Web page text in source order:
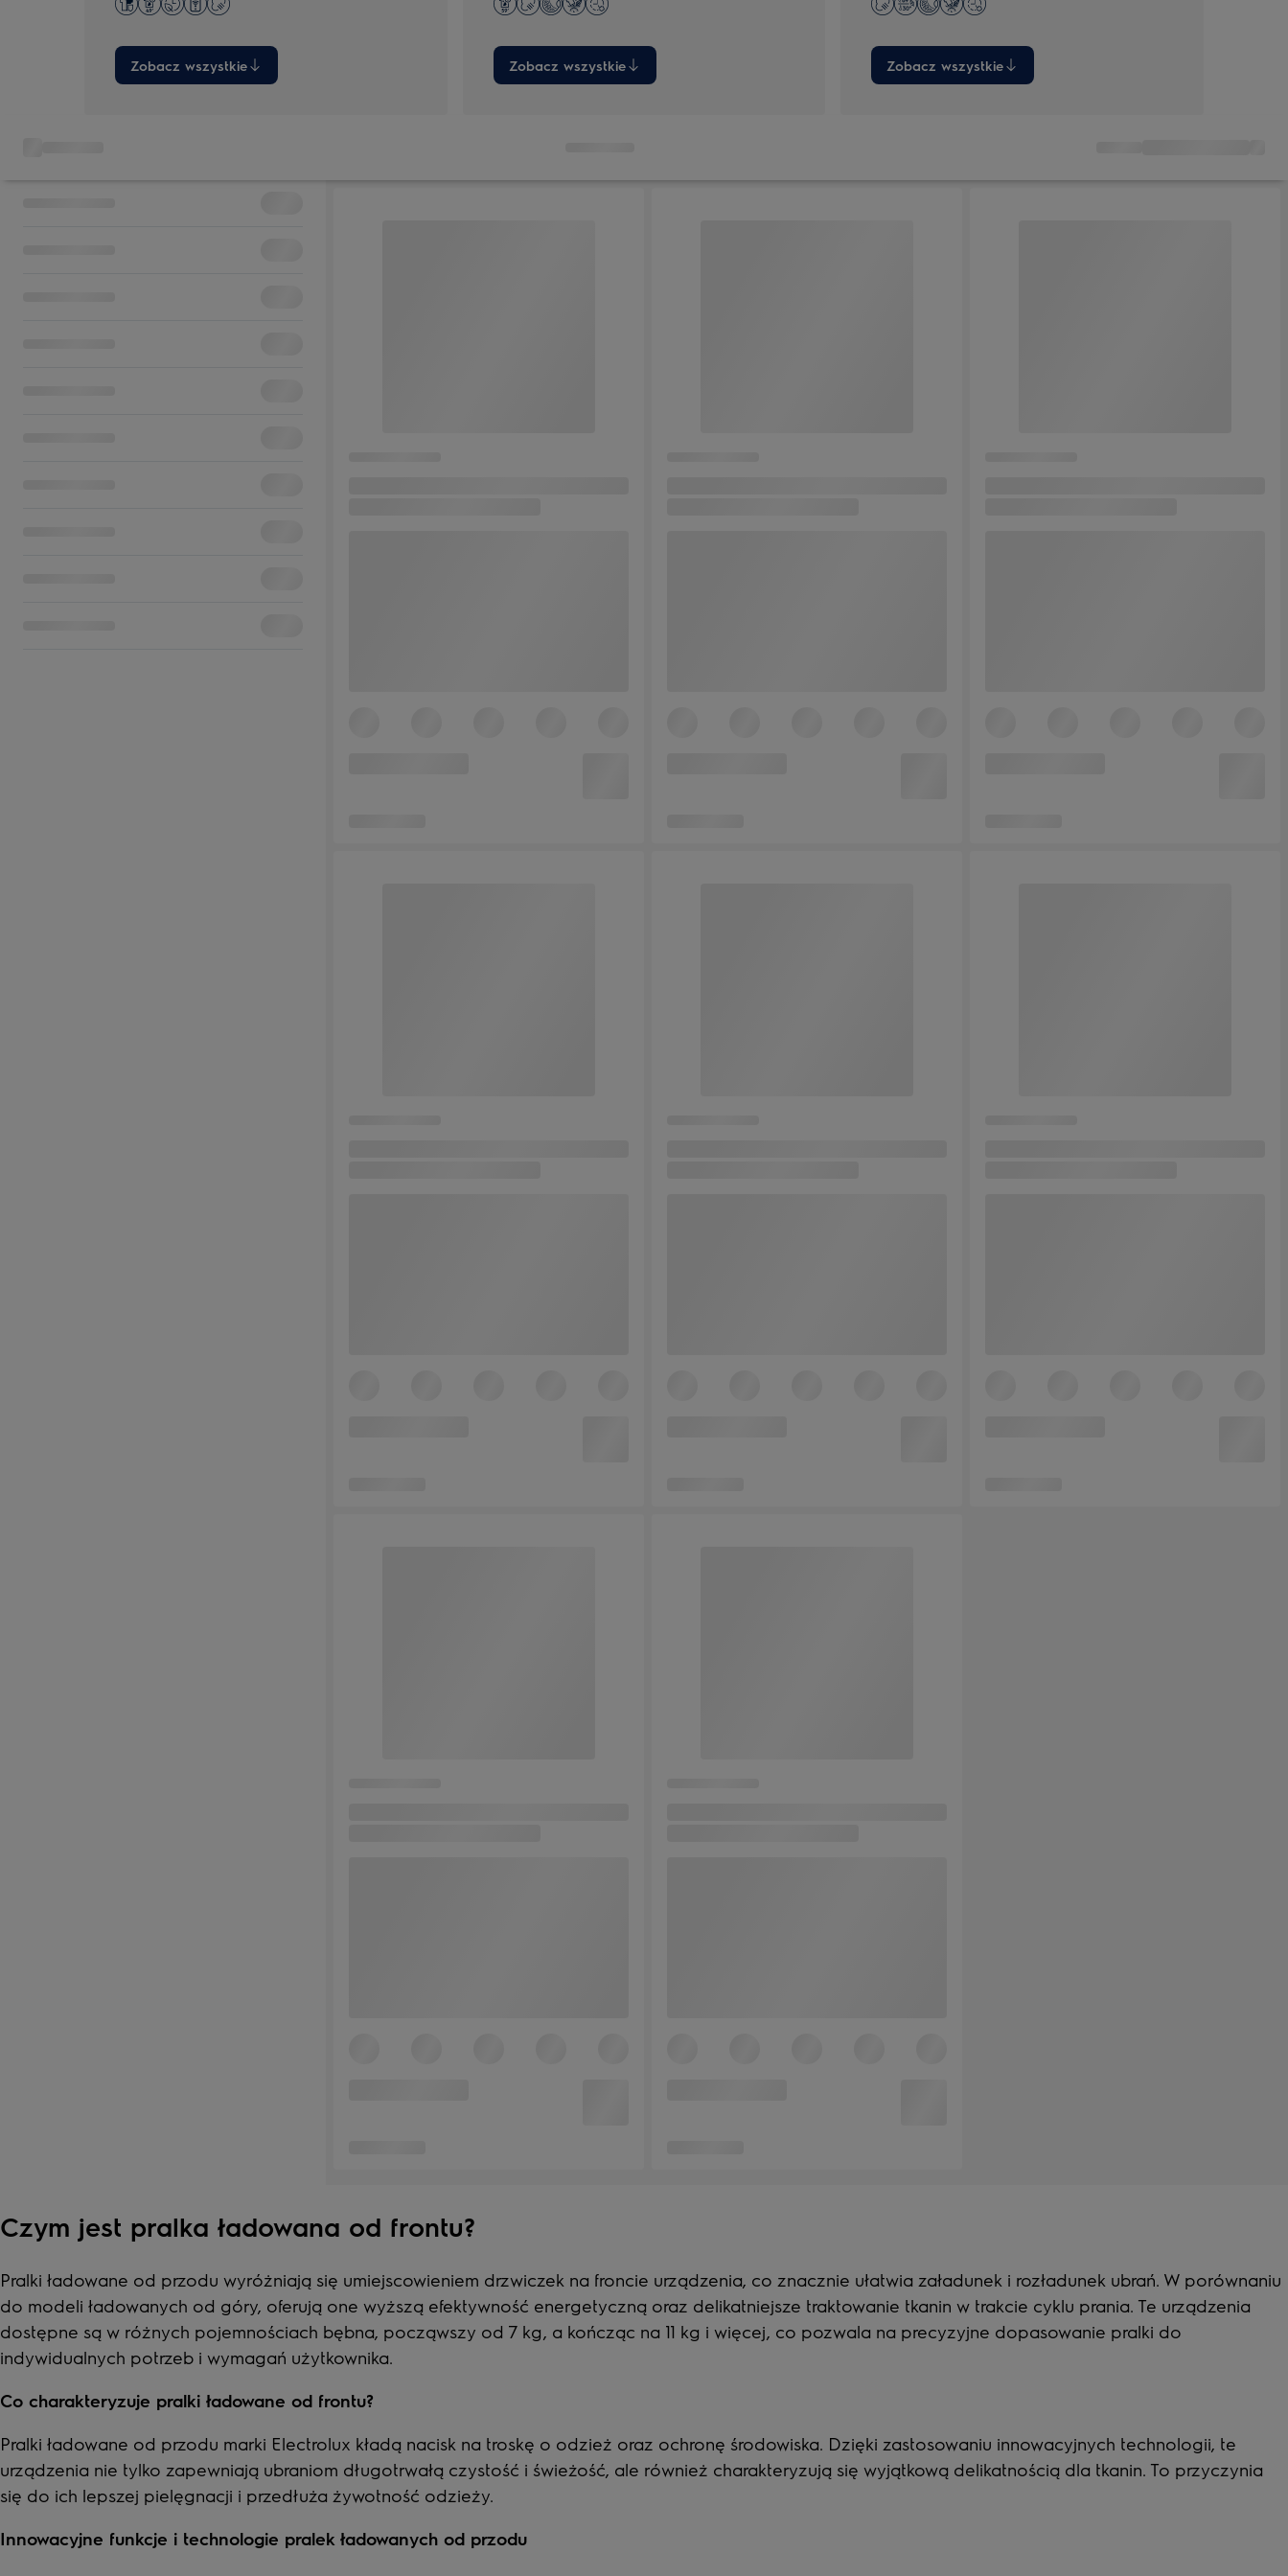
Zobacz wszystkie Zobacz wszystkie Zobacz wszystkie
Czym jest pralka ładowana od frontu?
Pralki ładowane od przodu wyróżniają się umiejscowieniem drzwiczek na froncie urządzenia, co znacznie ułatwia załadunek i rozładunek ubrań. W porównaniu
do modeli ładowanych od góry, oferują one wyższą efektywność energetyczną oraz delikatniejsze traktowanie tkanin w trakcie cyklu prania. Te urządzenia
dostępne są w różnych pojemnościach bębna, począwszy od 7 kg, a kończąc na 11 kg i więcej, co pozwala na precyzyjne dopasowanie pralki do
indywidualnych potrzeb i wymagań użytkownika.
Co charakteryzuje pralki ładowane od frontu?
Pralki ładowane od przodu marki Electrolux kładą nacisk na troskę o odzież oraz ochronę środowiska. Dzięki zastosowaniu innowacyjnych technologii, te
urządzenia nie tylko zapewniają ubraniom długotrwałą czystość i świeżość, ale również charakteryzują się wyjątkową delikatnością dla tkanin. To przyczynia
się do ich lepszej pielęgnacji i przedłuża żywotność odzieży.
Innowacyjne funkcje i technologie pralek ładowanych od przodu